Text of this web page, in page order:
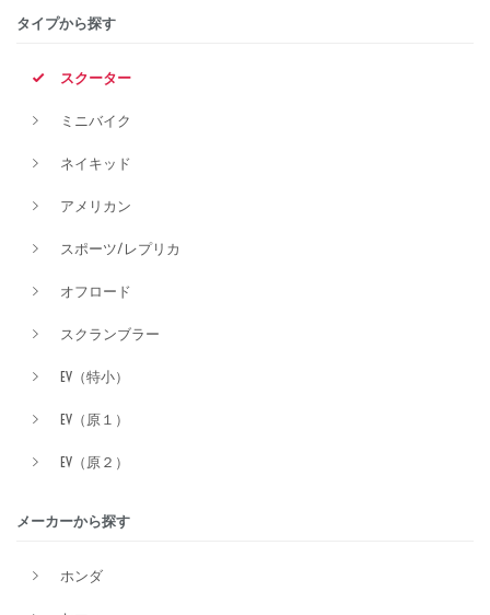
タイプから探す
スクーター
ミニバイク
ネイキッド
アメリカン
スポーツ/レプリカ
オフロード
スクランブラー
EV（特小）
EV（原１）
EV（原２）
メーカーから探す
ホンダ
価格